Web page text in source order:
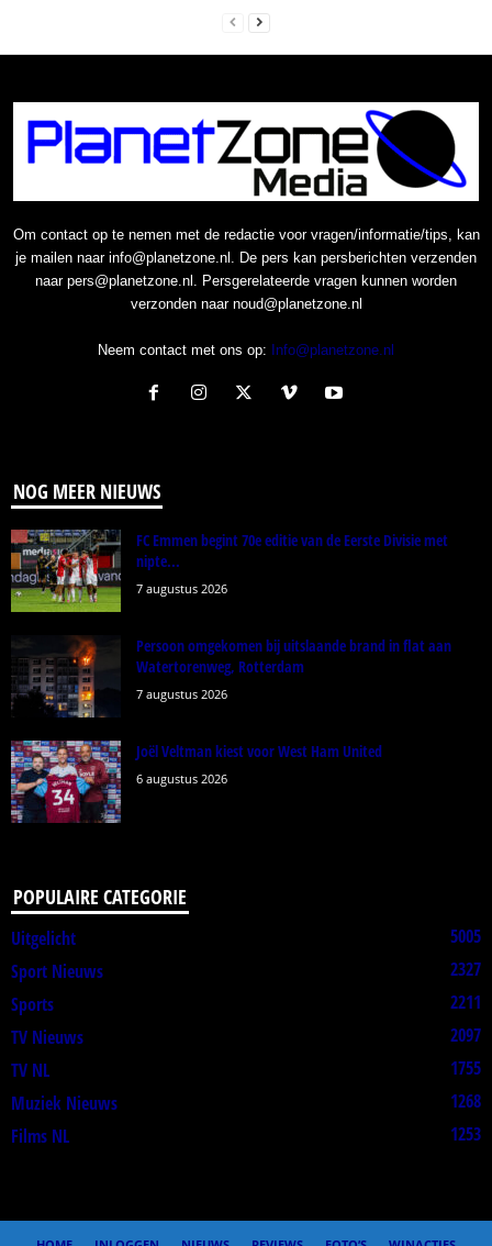
Om contact op te nemen met de redactie voor vragen/informatie/tips, kan
je mailen naar info@planetzone.nl. De pers kan persberichten verzenden
naar pers@planetzone.nl. Persgerelateerde vragen kunnen worden
verzonden naar noud@planetzone.nl
Neem contact met ons op: Info@planetzone.nl
NOG MEER NIEUWS
FC Emmen begint 70e editie van de Eerste Divisie met
nipte...
7 augustus 2026
Persoon omgekomen bij uitslaande brand in flat aan
Watertorenweg, Rotterdam
7 augustus 2026
Joël Veltman kiest voor West Ham United
6 augustus 2026
POPULAIRE CATEGORIE
Uitgelicht
5005
Sport Nieuws
2327
Sports
2211
TV Nieuws
2097
TV NL
1755
Muziek Nieuws
1268
Films NL
1253